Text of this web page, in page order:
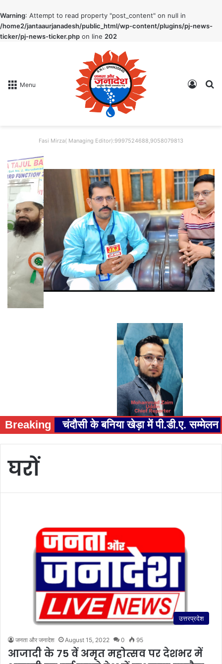
Warning: Attempt to read property "post_content" on null in
/home2/jantaaurjanadesh/public_html/wp-content/plugins/pj-news-
ticker/pj-news-ticker.php on line 202
Menu Log In
Fasi Mirza( Managing Editor):9997524688,9058079813
Breaking चंदौसी के बनिया खेड़ा में पी.डी.ए.
घरों
उत्तरप्रदेश
जनता और जनादेश August 15, 2022 0 95
आजादी के 75 वें अमृत महोत्सव पर देशभर में